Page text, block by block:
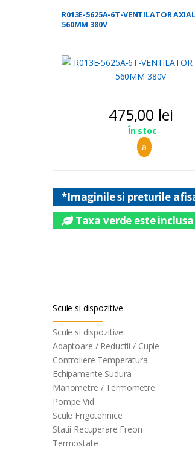
R013E-5625A-6T-VENTILATOR AXIAL
560MM 380V
475,00 lei
În stoc
*Imaginile si preturile
Taxa verde este
Scule si dispozitive
Scule si dispozitive
Adaptoare / Reductii / Cuple
Controllere Temperatura
Echipamente Sudura
Manometre / Termometre
Pompe Vid
Scule Frigotehnice
Statii Recuperare Freon
Termostate